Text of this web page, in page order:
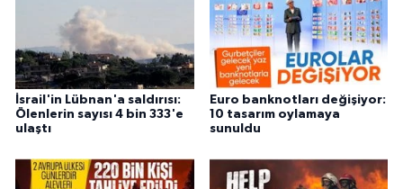
İsrail'in Lübnan'a saldırısı:
Ölenlerin sayısı 4 bin 333'e
ulaştı
Euro banknotları değişiyor:
10 tasarım oylamaya
sunuldu